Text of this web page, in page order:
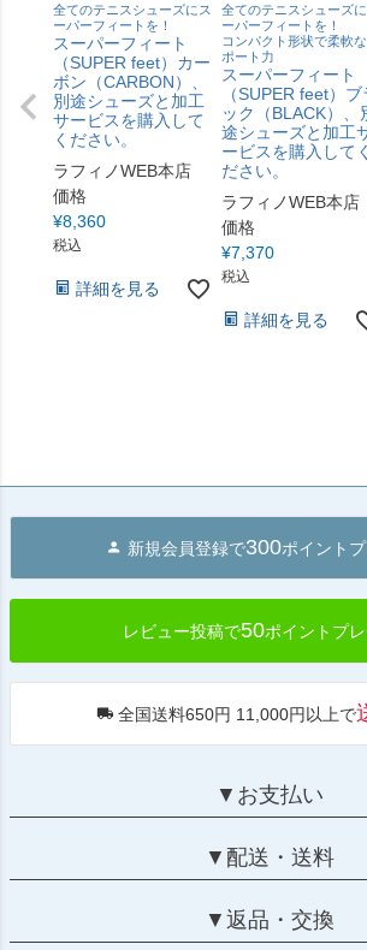
全てのテニスシューズにス
ーパーフィートを！
スーパーフィート
（SUPER feet）カー
ボン（CARBON）、
別途シューズと加工
サービスを購入して
ください。
ラフィノWEB本店
価格
¥8,360
税込
詳細を見る
全てのテニスシューズに
ーパーフィートを！
コンパクト形状で柔軟
ポート力
スーパーフィート
（SUPER feet）ブ
ック（BLACK）、
途シューズと加工
ービスを購入してく
ださい。
ラフィノWEB本店
価格
¥7,370
税込
詳細を見る
新規会員登録で300ポイント
レビュー投稿で50ポイントプ
全国送料650円 11,000円以上で
▼お支払い
▼配送・送料
▼返品・交換